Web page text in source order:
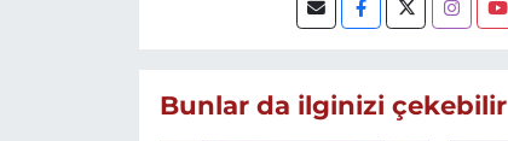
Bunlar da ilginizi çekebilir